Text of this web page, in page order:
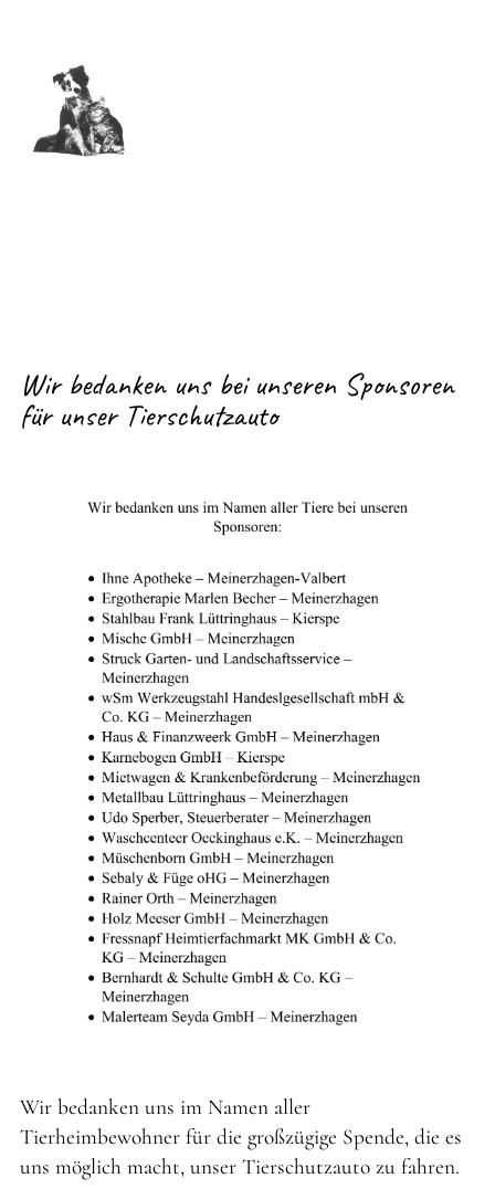
überspringen
Wir bedanken uns bei unseren Sponsoren
für unser Tierschutzauto
Wir bedanken uns im Namen aller
Tierheimbewohner für die großzügige Spende, die es
uns möglich macht, unser Tierschutzauto zu fahren.